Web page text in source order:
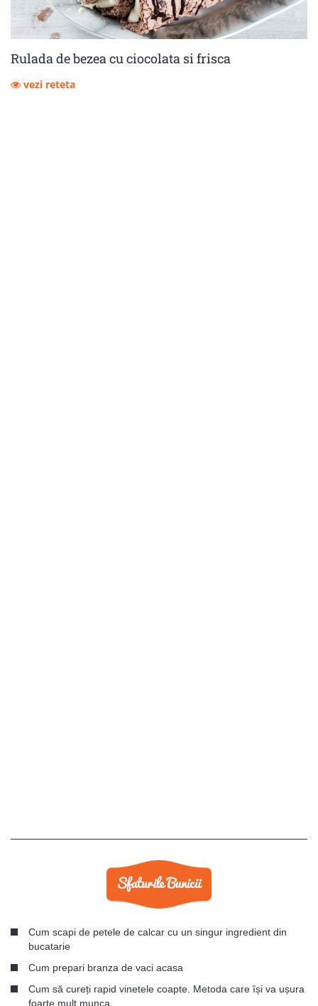
Rulada de bezea cu ciocolata si frisca
vezi reteta
Cum scapi de petele de calcar cu un singur ingredient din
bucatarie
Cum prepari branza de vaci acasa
Cum să cureți rapid vinetele coapte. Metoda care își va ușura
foarte mult munca